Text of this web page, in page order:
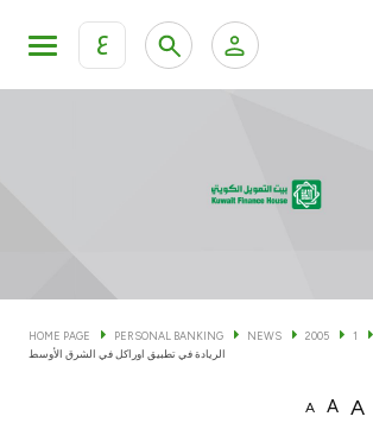
ع
KFH Online Corporate Banking Services
Cards
Banking Tiers
HOME PAGE PERSONAL BANKING NEWS 2005 1
الريادة في تطبيق اوراكل في الشرق الأوسط
A A A